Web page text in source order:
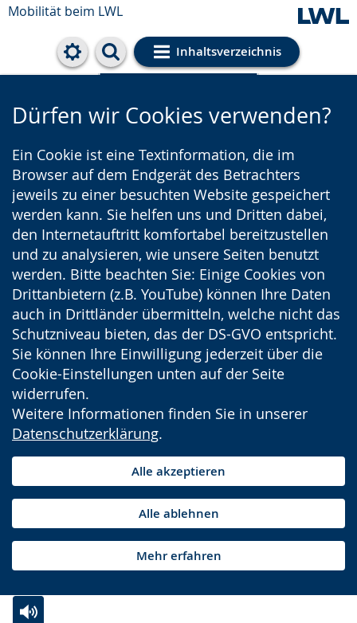
Mobilität beim LWL
Inhaltsverzeichnis
Cookie-Einstellungen
Dürfen wir Cookies verwenden?
Ein Cookie ist eine Textinformation, die im
Browser auf dem Endgerät des Betrachters
jeweils zu einer besuchten Website gespeichert
werden kann. Sie helfen uns und Dritten dabei,
den Internetauftritt komfortabel bereitzustellen
und zu analysieren, wie unsere Seiten benutzt
werden. Bitte beachten Sie: Einige Cookies von
Drittanbietern (z.B. YouTube) können Ihre Daten
auch in Drittländer übermitteln, welche nicht das
Schutzniveau bieten, das der DS-GVO entspricht.
Sie können Ihre Einwilligung jederzeit über die
Cookie-Einstellungen unten auf der Seite
widerrufen.
Weitere Informationen finden Sie in unserer
Datenschutzerklärung.
Alle akzeptieren
Alle ablehnen
Mehr erfahren